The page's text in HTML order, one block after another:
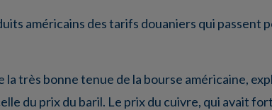
américains des tarifs douaniers qui passent
très bonne tenue de la bourse américaine,
du prix du baril. Le prix du cuivre, qui avait